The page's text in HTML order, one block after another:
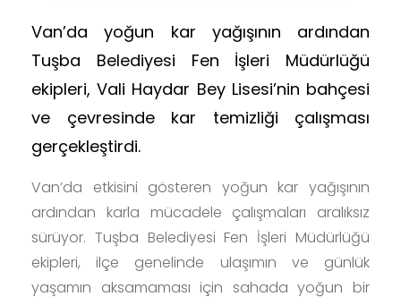
Van’da yoğun kar yağışının ardından
Tuşba Belediyesi Fen İşleri Müdürlüğü
ekipleri, Vali Haydar Bey Lisesi’nin bahçesi
ve çevresinde kar temizliği çalışması
gerçekleştirdi.
Van’da etkisini gösteren yoğun kar yağışının
ardından karla mücadele çalışmaları aralıksız
sürüyor. Tuşba Belediyesi Fen İşleri Müdürlüğü
ekipleri, ilçe genelinde ulaşımın ve günlük
yaşamın aksamaması için sahada yoğun bir